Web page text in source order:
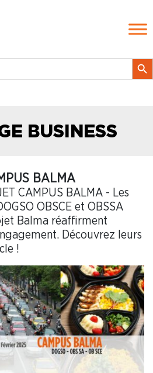
Search
BUSINESS
BALMA
CAMPUS BALMA - Les
OBSCE et OBSSA
Balma réaffirment
Découvrez leurs
!